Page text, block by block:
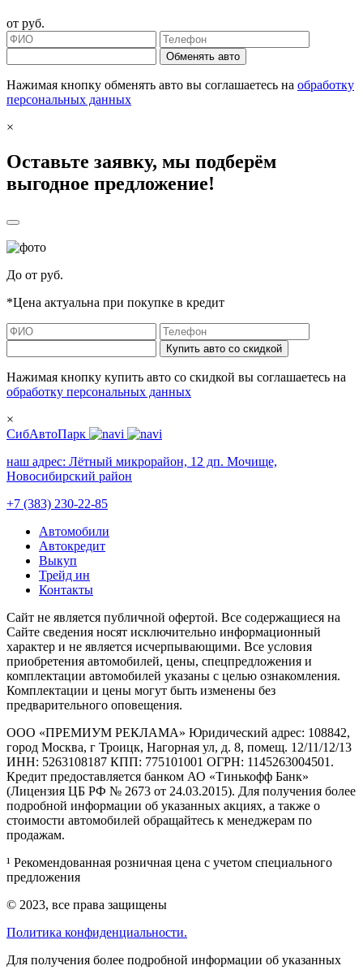
от руб.
Обменять авто
Нажимая кнопку обменять авто вы соглашаетесь на обработку
персональных данных
×
Оставьте заявку, мы подберём
выгодное предложение!
До от руб.
*Цена актуальна при покупке в кредит
Купить авто со скидкой
Нажимая кнопку купить авто со скидкой вы соглашаетесь на
обработку персональных данных
×
СибАвтоПарк
наш адрес: Лётный микрорайон, 12 дп. Мочище,
Новосибирский район
+7 (383) 230-22-85
Автомобили
Автокредит
Выкуп
Трейд ин
Контакты
Cайт не является публичной офертой. Все содержащиеся на
Сайте сведения носят исключительно информационный
характер и не является исчерпывающими. Все условия
приобретения автомобилей, цены, спецпредложения и
комплектации автомобилей указаны с целью ознакомления.
Комплектации и цены могут быть изменены без
предварительного оповещения.
ООО «ПРЕМИУМ РЕКЛАМА» Юридический адрес: 108842,
город Москва, г Троицк, Нагорная ул, д. 8, помещ. 12/11/12/13
ИНН: 5263108187 КПП: 775101001 ОГРН: 1145263004501.
Кредит предоставляется банком АО «Тинькофф Банк»
(Лицензия ЦБ РФ № 2673 от 24.03.2015). Для получения более
подробной информации об указанных акциях, а также о
стоимости автомобилей обращайтесь к менеджерам по
продажам.
¹ Рекомендованная розничная цена с учетом специального
предложения
© 2023, все права защищены
Политика конфиденциальности.
Для получения более подробной информации об указанных